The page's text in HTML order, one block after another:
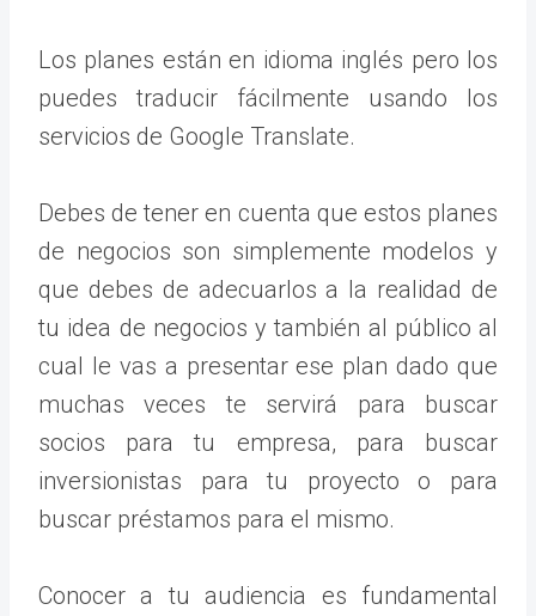
Los planes están en idioma inglés pero los
puedes traducir fácilmente usando los
servicios de Google Translate.
Debes de tener en cuenta que estos planes
de negocios son simplemente modelos y
que debes de adecuarlos a la realidad de
tu idea de negocios y también al público al
cual le vas a presentar ese plan dado que
muchas veces te servirá para buscar
socios para tu empresa, para buscar
inversionistas para tu proyecto o para
buscar préstamos para el mismo.
Conocer a tu audiencia es fundamental